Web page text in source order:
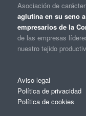
Asociación de
aglutina en su seno
empresarios de la
de las empresas
nuestro tejido
Aviso legal
Política de privacidad
Política de cookies